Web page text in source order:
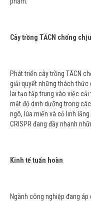
Cây trồng TĂCN chống
Phát triển cây trồng TĂCN
giải quyết những thách thức
lai tạo tập trung vào việc
mật độ dinh dưỡng trong
ngô, lúa miến và cỏ linh
CRISPR đang đầy nhanh
Kinh tế tuẩn hoàn
Ngành công nghiệp đang